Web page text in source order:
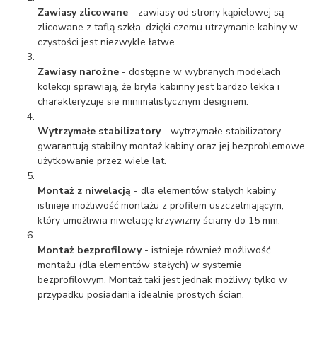
Zawiasy zlicowane - zawiasy od strony kąpielowej są
zlicowane z taflą szkła, dzięki czemu utrzymanie kabiny w
czystości jest niezwykle łatwe.
Zawiasy narożne - dostępne w wybranych modelach
kolekcji sprawiają, że bryła kabinny jest bardzo lekka i
charakteryzuje sie minimalistycznym designem.
Wytrzymałe stabilizatory- wytrzymałe stabilizatory
gwarantują stabilny montaż kabiny oraz jej bezproblemowe
użytkowanie przez wiele lat.
Montaż z niwelacją - dla elementów stałych kabiny
istnieje możliwość montażu z profilem uszczelniającym,
który umożliwia niwelację krzywizny ściany do 15 mm.
Montaż bezprofilowy- istnieje również możliwość
montażu (dla elementów stałych) w systemie
bezprofilowym. Montaż taki jest jednak możliwy tylko w
przypadku posiadania idealnie prostych ścian.